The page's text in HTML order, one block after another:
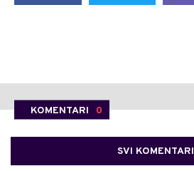
KOMENTARI 0
SVI KOMENTARI